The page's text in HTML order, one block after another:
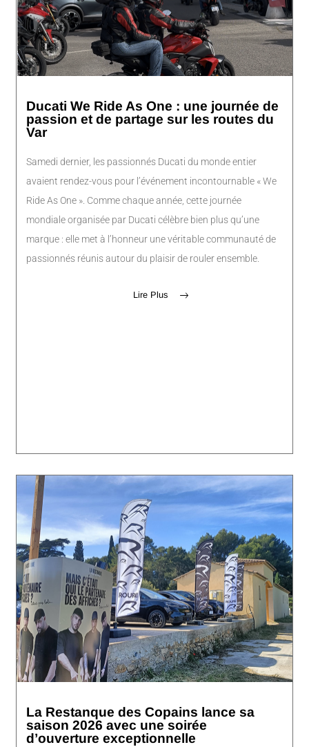
Ducati We Ride As One : une journée de
passion et de partage sur les routes du
Var
Samedi dernier, les passionnés Ducati du monde entier
avaient rendez-vous pour l’événement incontournable « We
Ride As One ». Comme chaque année, cette journée
mondiale organisée par Ducati célèbre bien plus qu’une
marque : elle met à l’honneur une véritable communauté de
passionnés réunis autour du plaisir de rouler ensemble.
Lire Plus
La Restanque des Copains lance sa
saison 2026 avec une soirée
d’ouverture exceptionnelle